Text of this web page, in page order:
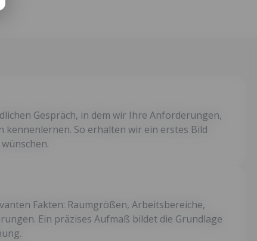
Gespräch, in dem wir Ihre Anforderungen,
So erhalten wir ein erstes Bild
Fakten: Raumgrößen, Arbeitsbereiche,
Ein präzises Aufmaß bildet die Grundlage